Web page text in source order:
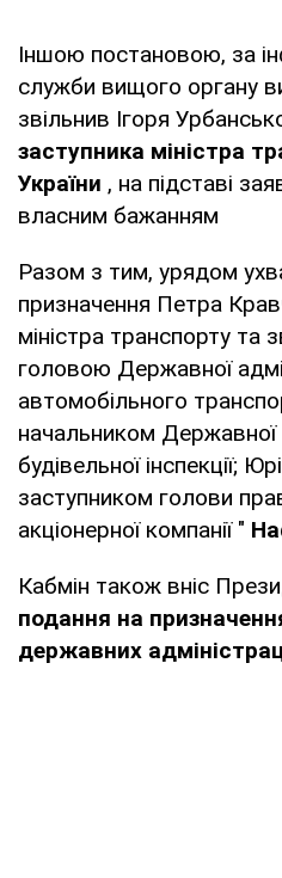
Іншою постановою, за
служби вищого органу
звільнив Ігоря
заступника міністра
України , на підставі
власним бажанням
Разом з тим, урядом
призначення Петра
міністра транспорту та
головою Державної
автомобільного
начальником Державної
будівельної інспекції;
заступником голови
акціонерної компанії "
Кабмін також вніс
подання на
державних